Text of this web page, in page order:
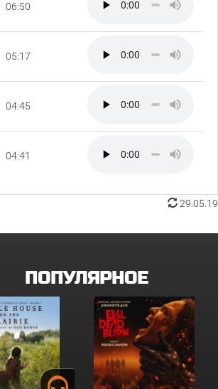
06:50
05:17
04:45
04:41
29.05.19
ПОПУЛЯРНОЕ